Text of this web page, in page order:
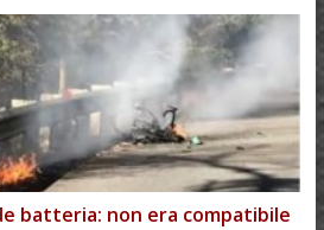
batteria: non era compatibile